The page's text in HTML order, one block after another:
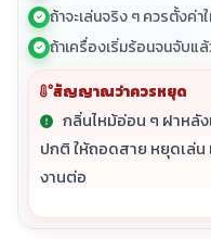
ถ้าจะเล่นจริง ๆ ควรตั้งค่
ถ้าเครื่องเริ่มร้อนจนจับแ
สัญญาณว่าควรหยุด
กลิ่นไหม้อ่อน ๆ ฝาหลั
ปกติ ให้ถอดสาย หยุดเล่น
งานต่อ